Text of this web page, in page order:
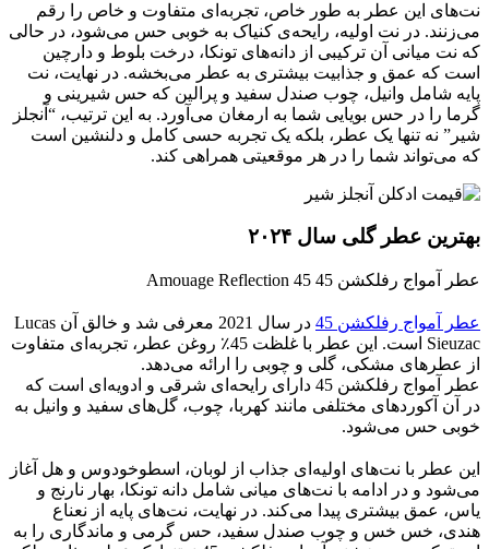
نت‌های این عطر به طور خاص، تجربه‌ای متفاوت و خاص را رقم
می‌زنند. در نت اولیه، رایحه‌ی کنیاک به خوبی حس می‌شود، در حالی
که نت میانی آن ترکیبی از دانه‌های تونکا، درخت بلوط و دارچین
است که عمق و جذابیت بیشتری به عطر می‌بخشه. در نهایت، نت
پایه شامل وانیل، چوب صندل سفید و پرالین که حس شیرینی و
گرما را در حس بویایی شما به ارمغان می‌آورد. به این ترتیب، “آنجلز
شیر” نه تنها یک عطر، بلکه یک تجربه حسی کامل و دلنشین است
که می‌تواند شما را در هر موقعیتی همراهی کند.
بهترین عطر گلی سال ۲۰۲۴
عطر آمواج رفلکشن 45 Amouage Reflection 45
عطر آمواج رفلکشن 45
در سال 2021 معرفی شد و خالق آن Lucas
Sieuzac است. این عطر با غلظت 45٪ روغن عطر، تجربه‌ای متفاوت
از عطرهای مشکی، گلی و چوبی را ارائه می‌دهد.
عطر آمواج رفلکشن 45 دارای رایحه‌ای شرقی و ادویه‌ای است که
در آن آکوردهای مختلفی مانند کهربا، چوب، گل‌های سفید و وانیل به
خوبی حس می‌شود.
این عطر با نت‌های اولیه‌ای جذاب از لوبان، اسطوخودوس و هل آغاز
می‌شود و در ادامه با نت‌های میانی شامل دانه تونکا، بهار نارنج و
یاس، عمق بیشتری پیدا می‌کند. در نهایت، نت‌های پایه از نعناع
هندی، خس خس و چوب صندل سفید، حس گرمی و ماندگاری را به